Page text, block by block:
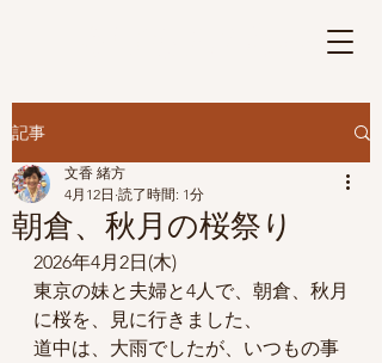
記事
朝倉、秋月の桜祭り
文香 緒方
4月12日 読了時間: 1分
2026年4月2日(木)
東京の妹と夫婦と4人で、朝倉、秋月
に桜を、見に行きました、
道中は、大雨でしたが、いつもの事